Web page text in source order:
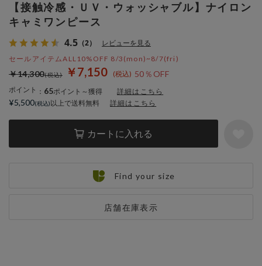
【接触冷感・ＵＶ・ウォッシャブル】ナイロン
キャミワンピース
4.5 （2） レビューを見る
セールアイテムALL10%OFF 8/3(mon)~8/7(fri)
￥7,150 50％OFF
￥14,300
ポイント ： 65ポイント～獲得 詳細はこちら
カートに入れる
店舗在庫表示
¥5,500 以上で送料無料 詳細はこちら
Find your size